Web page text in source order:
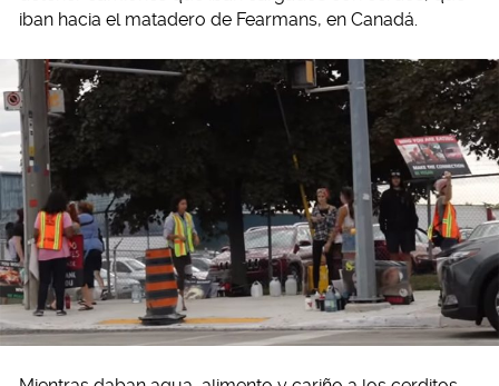
iban hacia el matadero de Fearmans, en Canadá.